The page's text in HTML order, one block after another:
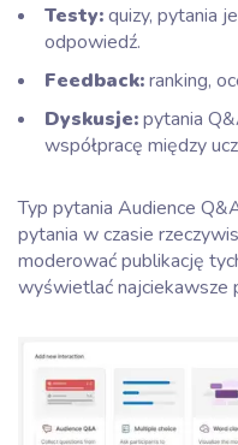
Testy:quizy, pytania
odpowiedź.
Feedback:ranking,
Dyskusje:pytania
współpracę między
Typ pytania Audience
pytania w czasie
moderować publikację
wyświetlać najciekawsze